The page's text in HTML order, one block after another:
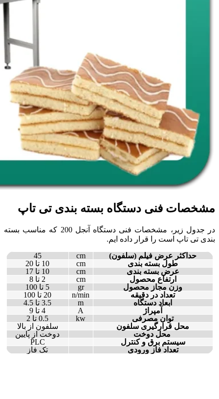
مشخصات فنی دستگاه بسته بندی تی تاپ
در جدول زیر، مشخصات فنی دستگاه آنجل 200 که مناسب بسته
بندی تی تاپ است را قرار داده ایم.
حداکثر عرض فیلم (سلفون)
cm
45
طول بسته بندی
cm
10 تا 20
عرض بسته بندی
cm
10 تا 17
ارتفاع محصول
cm
2 تا 8
وزن مجاز محصول
gr
5 تا 100
تعداد در دقیقه
n/min
20 تا 100
ابعاد دستگاه
m
3.5 تا 4.5
آمپراژ
A
4 تا 9
توان مصرفی
kw
0.5 تا 2
محل قرارگیری سلفون
سلفون از بالا
محل دوخت
دوخت از پایین
سیستم برق و کنترل
PLC
تعداد فاز ورودی
تک فاز